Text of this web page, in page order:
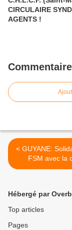
CIRCULAIRE
AGENTS !
< GUYANE: Solidarité de la
FSM avec la
ouvrière
Hébergé par
Top articles
Pages